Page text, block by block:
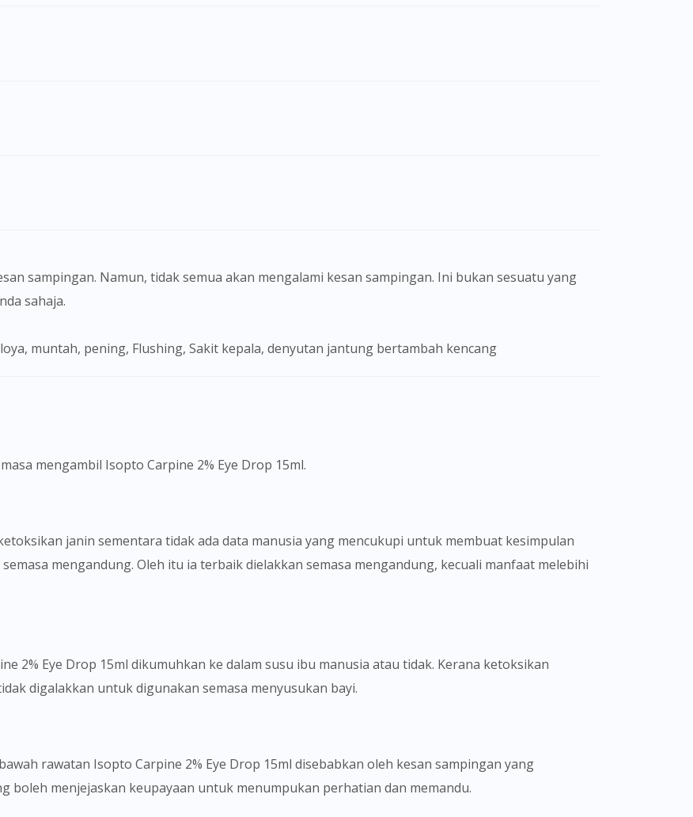
Visit DoctorOnCall Singapore
You are currently on DoctorOnCall.com.my, our Malaysian site.
Continue to DoctorOnCall Singapore
No, please do not redirect me
sampingan. Namun, tidak semua akan mengalami kesan sampingan. Ini bukan sesuatu yang
sahaja.
muntah, pening, Flushing, Sakit kepala, denyutan jantung bertambah kencang
mengambil Isopto Carpine 2% Eye Drop 15ml.
janin sementara tidak ada data manusia yang mencukupi untuk membuat kesimpulan
mengandung. Oleh itu ia terbaik dielakkan semasa mengandung, kecuali manfaat melebihi
2% Eye Drop 15ml dikumuhkan ke dalam susu ibu manusia atau tidak. Kerana ketoksikan
digalakkan untuk digunakan semasa menyusukan bayi.
rawatan Isopto Carpine 2% Eye Drop 15ml disebabkan oleh kesan sampingan yang
boleh menjejaskan keupayaan untuk menumpukan perhatian dan memandu.